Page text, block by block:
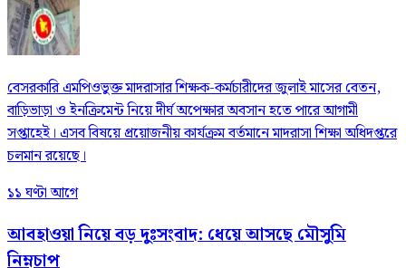
বেসরকারি এমপিওভুক্ত মাদরাসার শিক্ষক-কর্মচারীদের জুলাই মাসের বেতন,
বাড়িভাড়া ও ইনক্রিমেন্ট নিয়ে দীর্ঘ অপেক্ষার অবসান হতে পারে আগামী
সপ্তাহেই। এসব বিষয়ে প্রয়োজনীয় কার্যক্রম বর্তমানে মাদরাসা শিক্ষা অধিদপ্তরে
চলমান রয়েছে।
১১ ঘণ্টা আগে
আবহাওয়া নিয়ে বড় দুঃসংবাদ: ধেয়ে আসছে মৌসুমি
নিম্নচাপ